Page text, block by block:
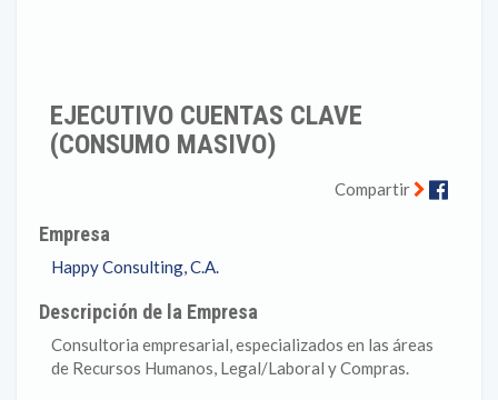
EJECUTIVO CUENTAS CLAVE
(CONSUMO MASIVO)
Compartir
Empresa
Happy Consulting, C.A.
Descripción de la Empresa
Consultoria empresarial, especializados en las áreas
de Recursos Humanos, Legal/Laboral y Compras.